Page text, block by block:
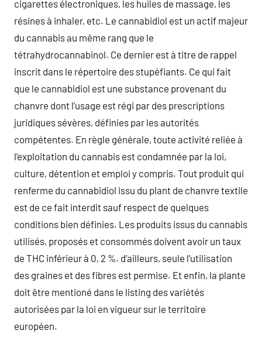
cigarettes électroniques, les huiles de massage, les
résines à inhaler, etc. Le cannabidiol est un actif majeur
du cannabis au même rang que le
tétrahydrocannabinol. Ce dernier est à titre de rappel
inscrit dans le répertoire des stupéfiants. Ce qui fait
que le cannabidiol est une substance provenant du
chanvre dont l’usage est régi par des prescriptions
juridiques sévères, définies par les autorités
compétentes. En règle générale, toute activité reliée à
l’exploitation du cannabis est condamnée par la loi,
culture, détention et emploi y compris. Tout produit qui
renferme du cannabidiol issu du plant de chanvre textile
est de ce fait interdit sauf respect de quelques
conditions bien définies. Les produits issus du cannabis
utilisés, proposés et consommés doivent avoir un taux
de THC inférieur à 0, 2 %. d’ailleurs, seule l’utilisation
des graines et des fibres est permise. Et enfin, la plante
doit être mentioné dans le listing des variétés
autorisées par la loi en vigueur sur le territoire
européen.